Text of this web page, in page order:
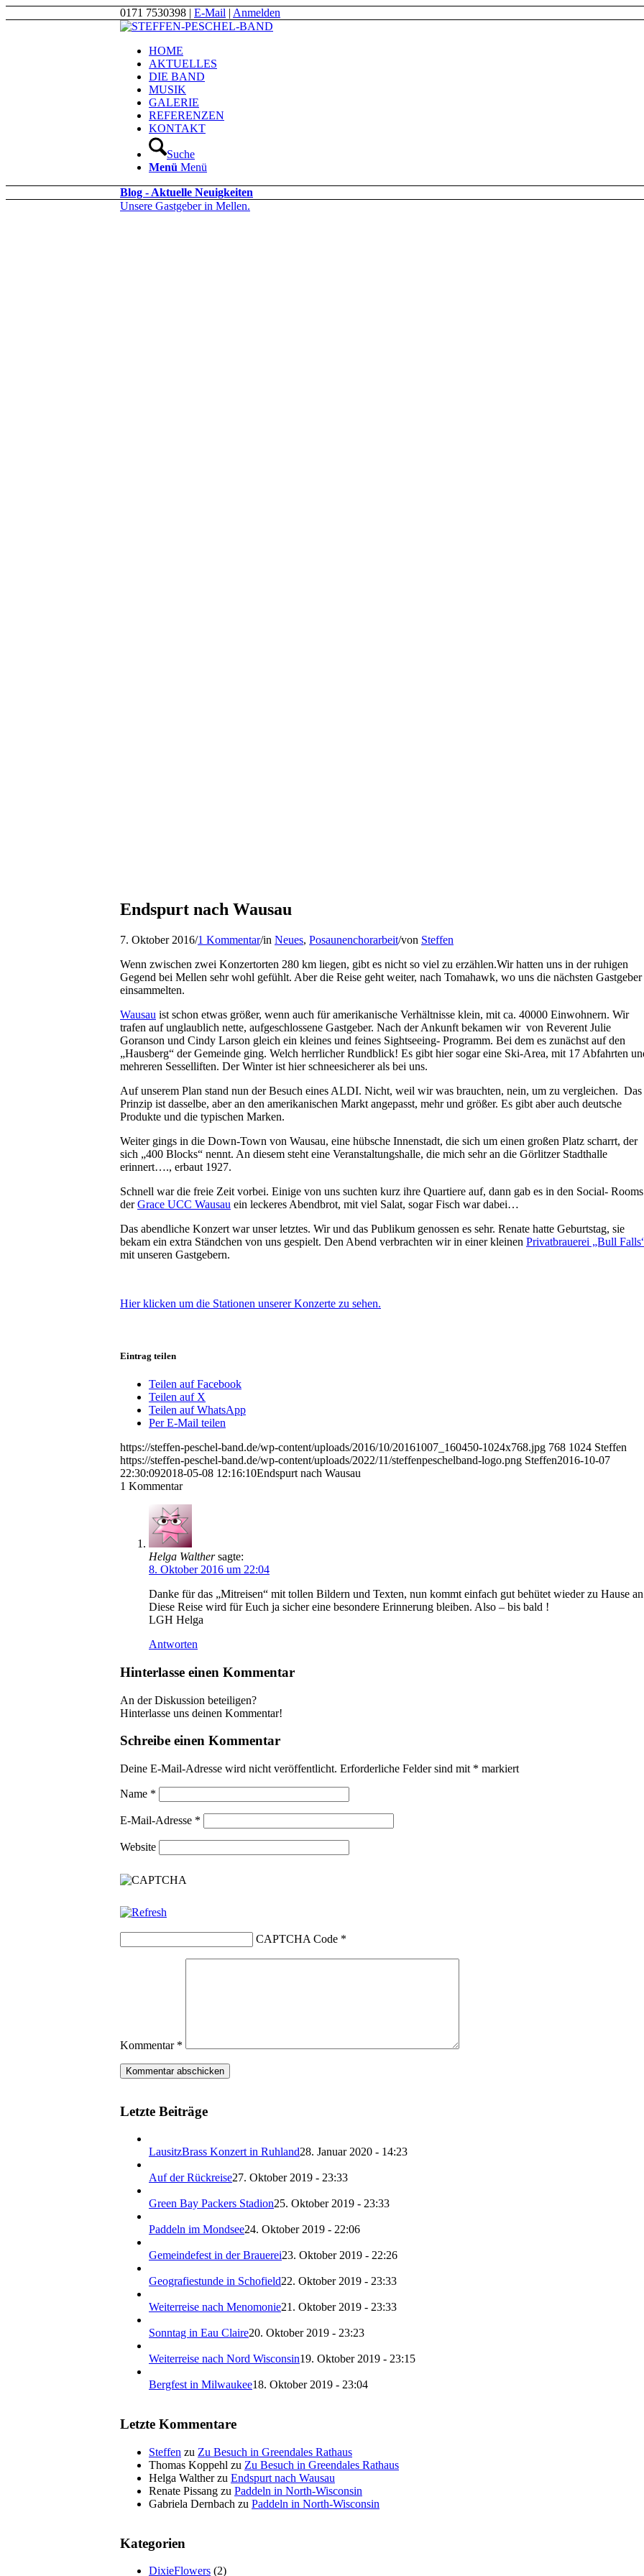
0171 7530398 | E-Mail | Anmelden
HOME
AKTUELLES
DIE BAND
MUSIK
GALERIE
REFERENZEN
KONTAKT
Suche
Menü Menü
Blog - Aktuelle Neuigkeiten
Unsere Gastgeber in Mellen.
Endspurt nach Wausau
7. Oktober 2016/1 Kommentar/in Neues, Posaunenchorarbeit/von Steffen
Wenn zwischen zwei Konzertorten 280 km liegen, gibt es nicht so viel zu erzählen.Wir hatten uns in der ruhigen
Gegend bei Mellen sehr wohl gefühlt. Aber die Reise geht weiter, nach Tomahawk, wo uns die nächsten Gastgeber
einsammelten.
Wausau ist schon etwas größer, wenn auch für amerikanische Verhältnisse klein, mit ca. 40000 Einwohnern. Wir
trafen auf unglaublich nette, aufgeschlossene Gastgeber. Nach der Ankunft bekamen wir von Reverent Julie
Goranson und Cindy Larson gleich ein kleines und feines Sightseeing- Programm. Bei dem es zunächst auf den
„Hausberg“ der Gemeinde ging. Welch herrlicher Rundblick! Es gibt hier sogar eine Ski-Area, mit 17 Abfahrten
mehreren Sesselliften. Der Winter ist hier schneesicherer als bei uns.
Auf unserem Plan stand nun der Besuch eines ALDI. Nicht, weil wir was brauchten, nein, um zu vergleichen. Das
Prinzip ist dasselbe, aber an den amerikanischen Markt angepasst, mehr und größer. Es gibt aber auch deutsche
Produkte und die typischen Marken.
Weiter gings in die Down-Town von Wausau, eine hübsche Innenstadt, die sich um einen großen Platz scharrt, der
sich „400 Blocks“ nennt. An diesem steht eine Veranstaltungshalle, die mich sehr an die Görlitzer Stadthalle
erinnert…., erbaut 1927.
Schnell war die freie Zeit vorbei. Einige von uns suchten kurz ihre Quartiere auf, dann gab es in den Social- Rooms
derGrace UCC Wausau ein leckeres Abendbrot, mit viel Salat, sogar Fisch war dabei…
Das abendliche Konzert war unser letztes. Wir und das Publikum genossen es sehr. Renate hatte Geburtstag, sie
bekam ein extra Ständchen von uns gespielt. Den Abend verbrachten wir in einer kleinen Privatbrauerei „Bull
mit unseren Gastgebern.
Hier klicken um die Stationen unserer Konzerte zu sehen.
Eintrag teilen
Teilen auf Facebook
Teilen auf X
Teilen auf WhatsApp
Per E-Mail teilen
https://steffen-peschel-band.de/wp-content/uploads/2016/10/20161007_160450-1024x768.jpg 768 1024 Steffen
https://steffen-peschel-band.de/wp-content/uploads/2022/11/steffenpeschelband-logo.png Steffen2016-10-07
22:30:092018-05-08 12:16:10Endspurt nach Wausau
1 Kommentar
Helga Walther sagte:
8. Oktober 2016 um 22:04
Danke für das „Mitreisen“ mit tollen Bildern und Texten, nun kommt einfach gut behütet wieder zu Hause
Diese Reise wird für Euch ja sicher eine besondere Erinnerung bleiben. Also – bis bald !
LGH Helga
Antworten
Hinterlasse einen Kommentar
An der Diskussion beteiligen?
Hinterlasse uns deinen Kommentar!
Schreibe einen Kommentar
Deine E-Mail-Adresse wird nicht veröffentlicht. Erforderliche Felder sind mit * markiert
Name *
E-Mail-Adresse *
Website
CAPTCHA Code *
Kommentar *
Letzte Beiträge
LausitzBrass Konzert in Ruhland28. Januar 2020 - 14:23
Auf der Rückreise27. Oktober 2019 - 23:33
Green Bay Packers Stadion25. Oktober 2019 - 23:33
Paddeln im Mondsee24. Oktober 2019 - 22:06
Gemeindefest in der Brauerei23. Oktober 2019 - 22:26
Geografiestunde in Schofield22. Oktober 2019 - 23:33
Weiterreise nach Menomonie21. Oktober 2019 - 23:33
Sonntag in Eau Claire20. Oktober 2019 - 23:23
Weiterreise nach Nord Wisconsin19. Oktober 2019 - 23:15
Bergfest in Milwaukee18. Oktober 2019 - 23:04
Letzte Kommentare
Steffen zu Zu Besuch in Greendales Rathaus
Thomas Koppehl zu Zu Besuch in Greendales Rathaus
Helga Waltherzu Endspurt nach Wausau
Renate Pissang zu Paddeln in North-Wisconsin
Gabriela Dernbach zu Paddeln in North-Wisconsin
Kategorien
DixieFlowers (2)